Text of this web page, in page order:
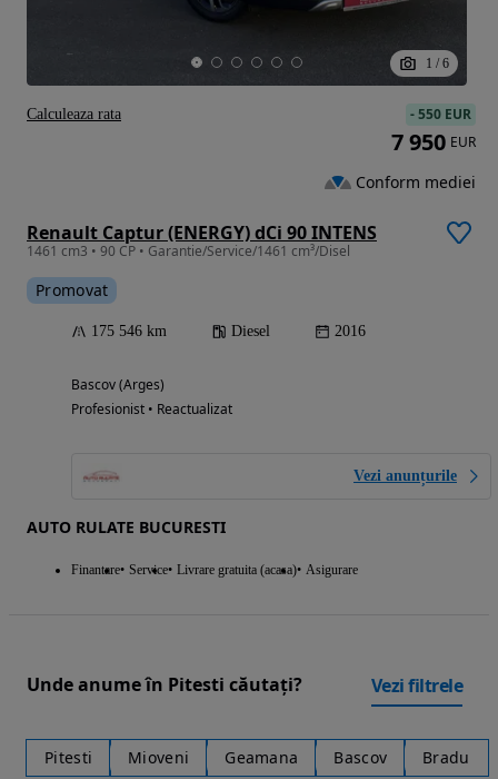
1 / 6
Renault Captur (ENERGY) dCi 90 INTENS
1461 cm3 • 90 CP • Garantie/Service/1461 cm³/Disel
Promovat
175 546 km Diesel 2016
Bascov (Arges)
Profesionist • Reactualizat
Vezi anunțurile
AUTO RULATE BUCURESTI
Finantare Service Livrare gratuita (acasa) Asigurare
-550 EUR
7 950 EUR
Conform mediei
Calculeaza rata
Unde anume în Pitesti căutați? Vezi filtrele
Pitesti Mioveni Geamana Bascov Bradu